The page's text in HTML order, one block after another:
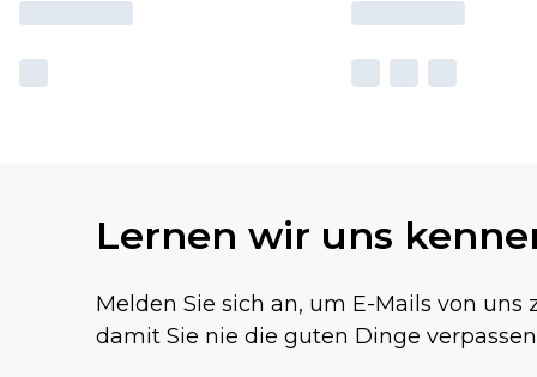
Lernen wir uns
Melden Sie sich an, um E-Mails von uns
damit Sie nie die guten Dinge